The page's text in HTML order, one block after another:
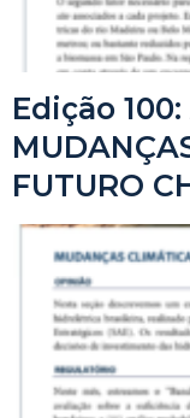
Edição
FUTURO